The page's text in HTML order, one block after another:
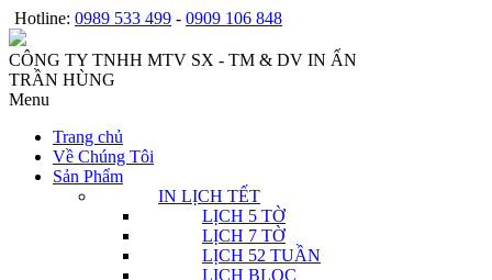
Hotline: 0989 533 499 - 0909 106 848
CÔNG TY TNHH MTV SX - TM & DV IN ẤN
TRẦN HÙNG
Menu
Trang chủ
Về Chúng Tôi
Sản Phẩm
IN LỊCH TẾT
LỊCH 5 TỜ
LỊCH 7 TỜ
LỊCH 52 TUẦN
LỊCH BLOC